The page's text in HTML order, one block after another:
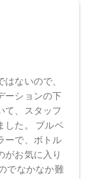
ましては、各店
ます。予めご了
となります。
る場合がござい
、写真と異なる場